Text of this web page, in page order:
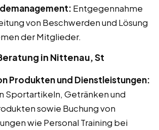
Entgegennahme
von Beschwerden und Lösung
der Mitglieder.
in Nittenau, St
Produkten und Dienstleistungen:
Sportartikeln, Getränken und
sowie Buchung von
wie Personal Training bei